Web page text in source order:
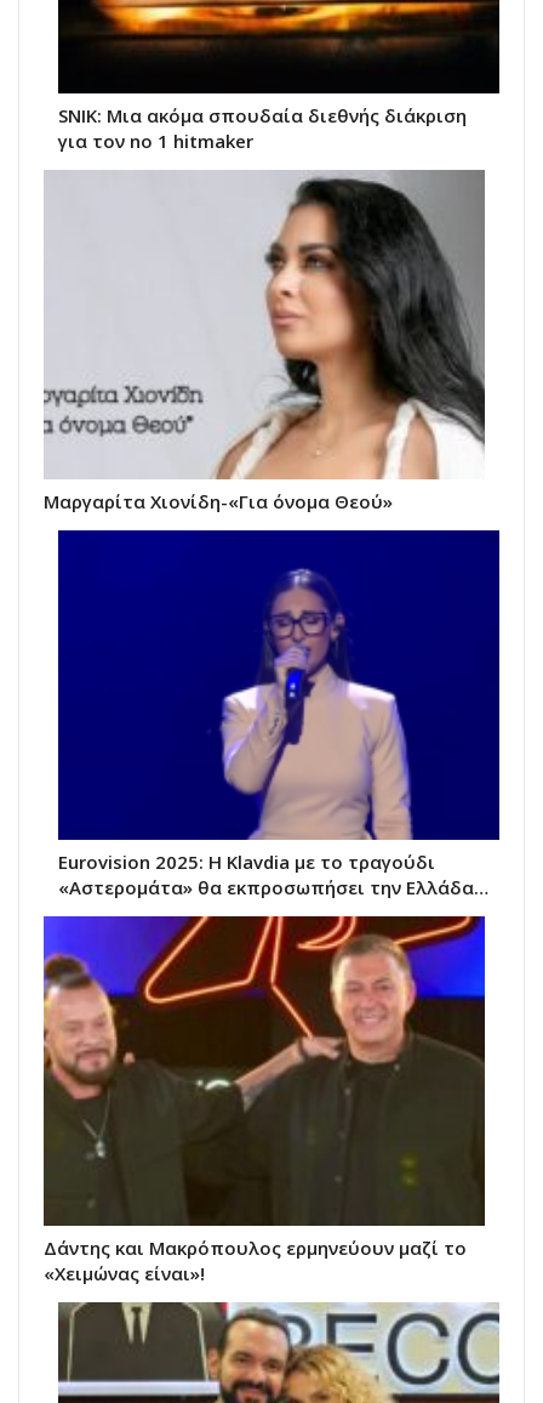
SNIK: Μια ακόμα σπουδαία διεθνής διάκριση
για τον no 1 hitmaker
Μαργαρίτα Χιονίδη-«Για όνομα Θεού»
Eurovision 2025: Η Klavdia με το τραγούδι
«Αστερομάτα» θα εκπροσωπήσει την Ελλάδα…
Δάντης και Μακρόπουλος ερμηνεύουν μαζί το
«Χειμώνας είναι»!